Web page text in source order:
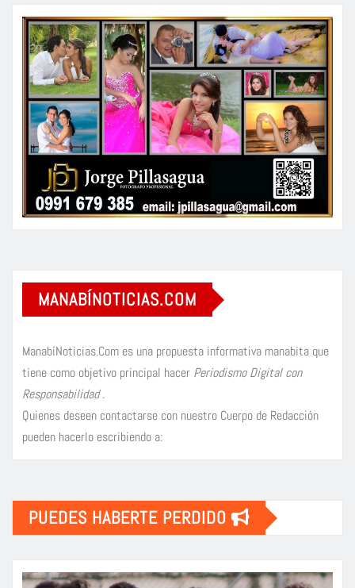
MANABÍNOTICIAS.COM
ManabíNoticias.Com es una propuesta informativa manabita que
tiene como objetivo principal hacer Periodismo Digital con
Responsabilidad.
Quienes deseen contactarse con nuestro Cuerpo de Redacción
pueden hacerlo escribiendo a:
PUEDES HABERTE PERDIDO